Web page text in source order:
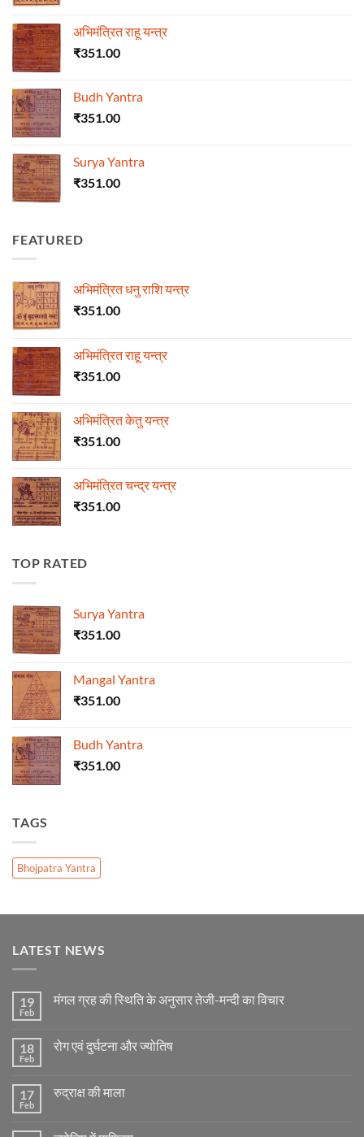
अभिमंत्रित राहू यन्त्र
₹351.00
Budh Yantra
₹351.00
Surya Yantra
₹351.00
FEATURED
अभिमंत्रित धनु राशि यन्त्र
₹351.00
अभिमंत्रित राहू यन्त्र
₹351.00
अभिमंत्रित केतु यन्त्र
₹351.00
अभिमंत्रित चन्द्र यन्त्र
₹351.00
TOP RATED
Surya Yantra
₹351.00
Mangal Yantra
₹351.00
Budh Yantra
₹351.00
TAGS
Bhojpatra Yantra
LATEST NEWS
19
Feb
मंगल ग्रह की स्थिति के अनुसार तेजी-मन्दी का विचार
मंगल
के
अनुसार
18
Feb
रोग एवं दुर्घटना और ज्योतिष
रोग
17
Feb
रुद्राक्ष की माला